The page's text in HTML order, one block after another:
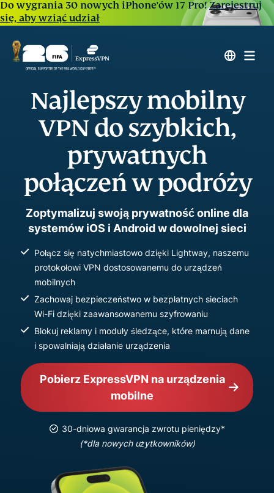
Do wygrania 30 nowych iPhone'ów 17 Pro!Zarejestruj
się, aby wziąć udział
Najlepszy mobilny
VPN do szybkich,
prywatnych
połączeń w podróży
Zoptymalizuj swoją prywatność online dla
systemów iOS i Android w dowolnej sieci
Połącz się natychmiastowo dzięki Lightway, naszemu
protokołowi VPN dostosowanemu do urządzeń
mobilnych
Zachowaj bezpieczeństwo w bezpłatnych sieciach
Wi-Fi dzięki zaawansowanemu szyfrowaniu
Blokuj reklamy i moduły śledzące, które marnują dane
i spowalniają działanie urządzenia
Pobierz ExpressVPN na urządzenia
mobilne
30-dniowa gwarancja zwrotu pieniędzy*
(*dla nowych użytkowników)